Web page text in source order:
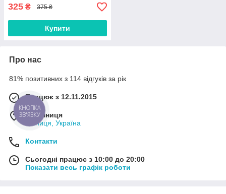
325 ₴ 375 ₴
Купити
Про нас
81% позитивних з 114 відгуків за рік
Працює з 12.11.2015
м. Вінниця
Вінниця, Україна
Контакти
Сьогодні працює з 10:00 до 20:00
Показати весь графік роботи
КНОПКА
ЗВ'ЯЗКУ